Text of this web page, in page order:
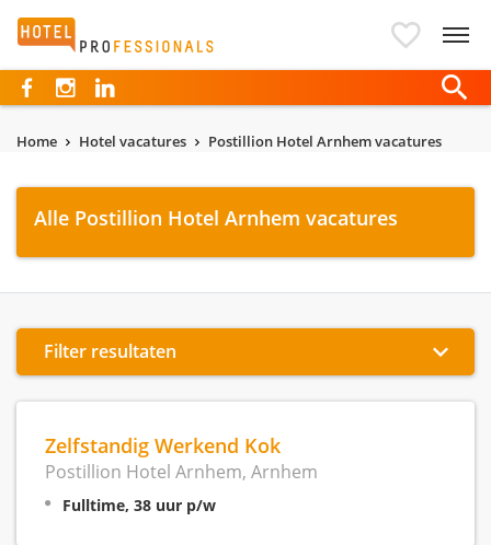
Hotelprofessionals
Home Hotel vacatures Postillion Hotel Arnhem vacatures
Alle Postillion Hotel Arnhem vacatures
Filter resultaten
Zelfstandig Werkend Kok
Postillion Hotel Arnhem, Arnhem
Fulltime, 38 uur p/w